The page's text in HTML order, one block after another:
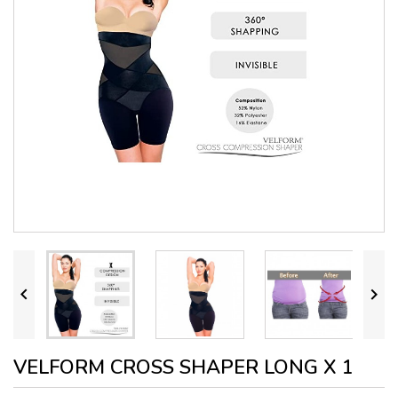
 
VELFORM CROSS SHAPER LONG X 1